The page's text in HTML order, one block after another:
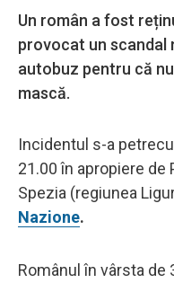
Un român a fost
provocat un scandal
autobuz pentru că
mască.
Incidentul s-a
21.00 în apropiere de
Spezia (regiunea
Nazione.
Românul în vârsta de